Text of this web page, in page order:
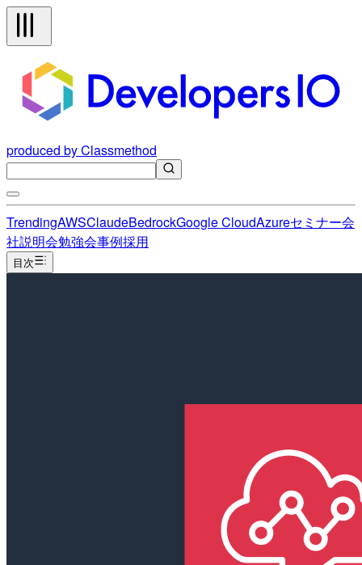
produced by Classmethod
TrendingAWSClaudeBedrockGoogle CloudAzureセミナー会
社説明会勉強会事例採用
目次